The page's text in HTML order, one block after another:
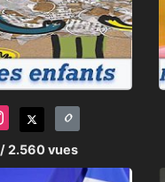
/ 2.560 vues